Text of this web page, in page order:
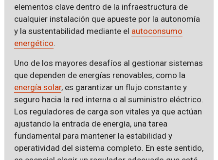
elementos clave dentro de la infraestructura de
cualquier instalación que apueste por la autonomía
y la sustentabilidad mediante el autoconsumo
energético.
Uno de los mayores desafíos al gestionar sistemas
que dependen de energías renovables, como la
energía solar, es garantizar un flujo constante y
seguro hacia la red interna o al suministro eléctrico.
Los reguladores de carga son vitales ya que actúan
ajustando la entrada de energía, una tarea
fundamental para mantener la estabilidad y
operatividad del sistema completo. En este sentido,